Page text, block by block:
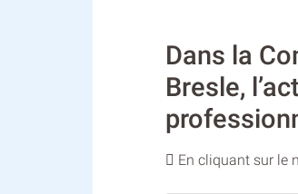
Dans la
Bresle,
En cliquant sur le